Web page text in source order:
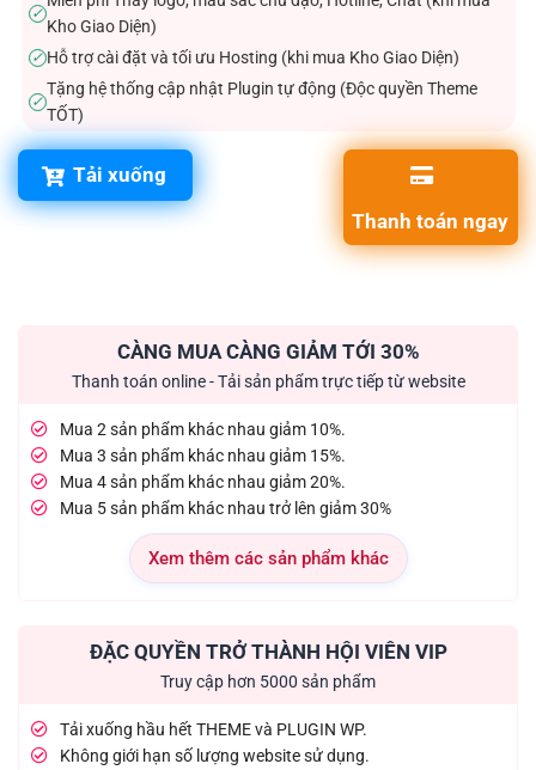
✓
Kho Giao Diện)
✓Hỗ trợ cài đặt và tối ưu Hosting (khi mua Kho Giao Diện)
✓
Tặng hệ thống cập nhật Plugin tự động (Độc quyền Theme
TỐT)
Tải xuống
Thanh toán ngay
CÀNG MUA CÀNG GIẢM TỚI 30%
Thanh toán online - Tải sản phẩm trực tiếp từ website
Mua 2 sản phẩm khác nhau giảm 10%.
Mua 3 sản phẩm khác nhau giảm 15%.
Mua 4 sản phẩm khác nhau giảm 20%.
Mua 5 sản phẩm khác nhau trở lên giảm 30%
Xem thêm các sản phẩm khác
ĐẶC QUYỀN TRỞ THÀNH HỘI VIÊN VIP
Truy cập hơn 5000 sản phẩm
Tải xuống hầu hết THEME và PLUGIN WP.
Không giới hạn số lượng website sử dụng.